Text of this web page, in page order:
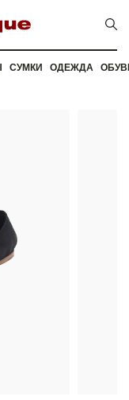
СУМКИ ОДЕЖДА